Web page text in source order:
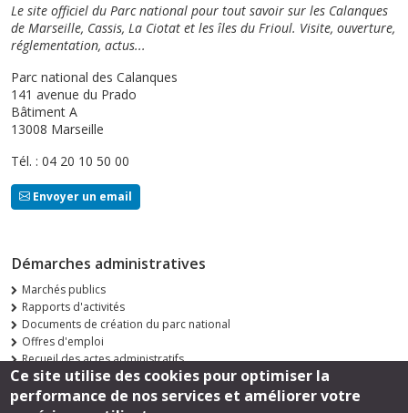
Le site officiel du Parc national pour tout savoir sur les Calanques
de Marseille, Cassis, La Ciotat et les îles du Frioul. Visite, ouverture,
réglementation, actus...
Parc national des Calanques
141 avenue du Prado
Bâtiment A
13008 Marseille
Tél. : 04 20 10 50 00
Envoyer un email
Démarches administratives
Marchés publics
Rapports d'activités
Documents de création du parc national
Offres d'emploi
Recueil des actes administratifs
Consultations publiques
Ce site utilise des cookies pour optimiser la
performance de nos services et améliorer votre